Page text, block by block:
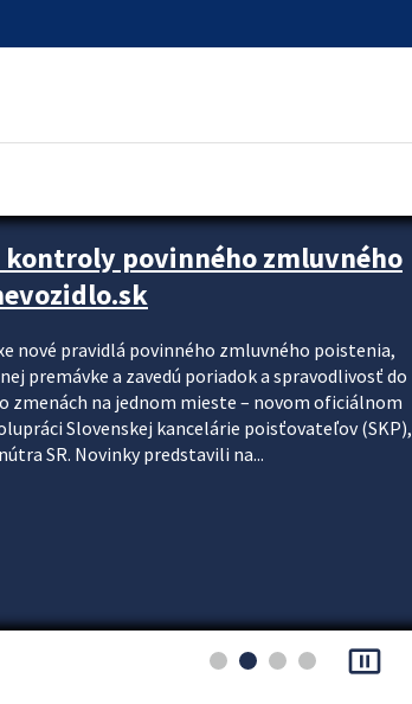
kontroly povinného zmluvného
nové pravidlá povinného zmluvného poistenia,
premávke a zavedú poriadok a spravodlivosť do
zmenách na jednom mieste – novom oficiálnom
Slovenskej kancelárie poisťovateľov (SKP),
SR. Novinky predstavili na...
pause_presentation